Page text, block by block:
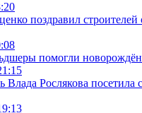
поздравил
помогли
Влада Рослякова посетила